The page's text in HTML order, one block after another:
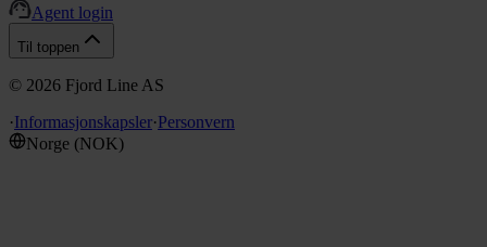
Agent login
Til toppen
© 2026 Fjord Line AS
·Informasjonskapsler·Personvern
Norge (NOK)